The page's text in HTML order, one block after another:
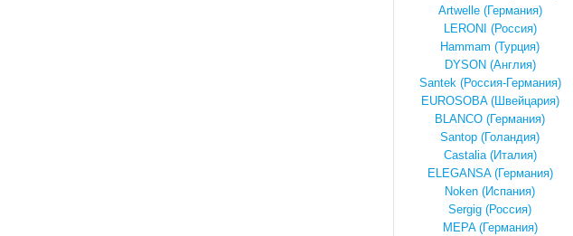
Artwelle (Германия)
LERONI (Россия)
Hammam (Турция)
DYSON (Англия)
Santek (Россия-Германия)
EUROSOBA (Швейцария)
BLANCO (Германия)
Santop (Голандия)
Castalia (Италия)
ELEGANSA (Германия)
Noken (Испания)
Sergig (Россия)
MEPA (Германия)